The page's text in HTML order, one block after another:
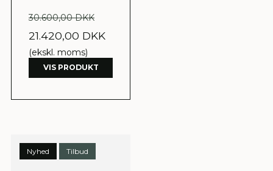
30.600,00 DKK
21.420,00 DKK
(ekskl. moms)
VIS PRODUKT
Nyhed Tilbud